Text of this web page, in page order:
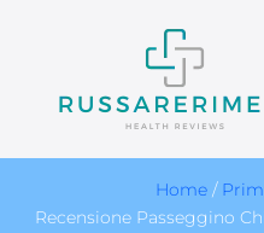
Home /
Recensione Passeggino